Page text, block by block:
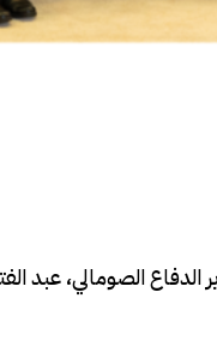
وزير الدفاع